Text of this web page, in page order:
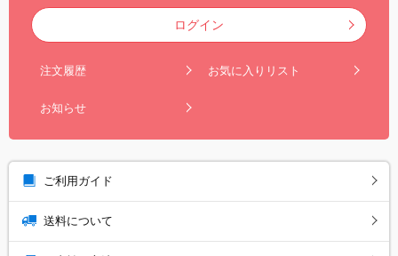
ログイン
注文履歴 お気に入りリスト
お知らせ
ご利用ガイド
送料について